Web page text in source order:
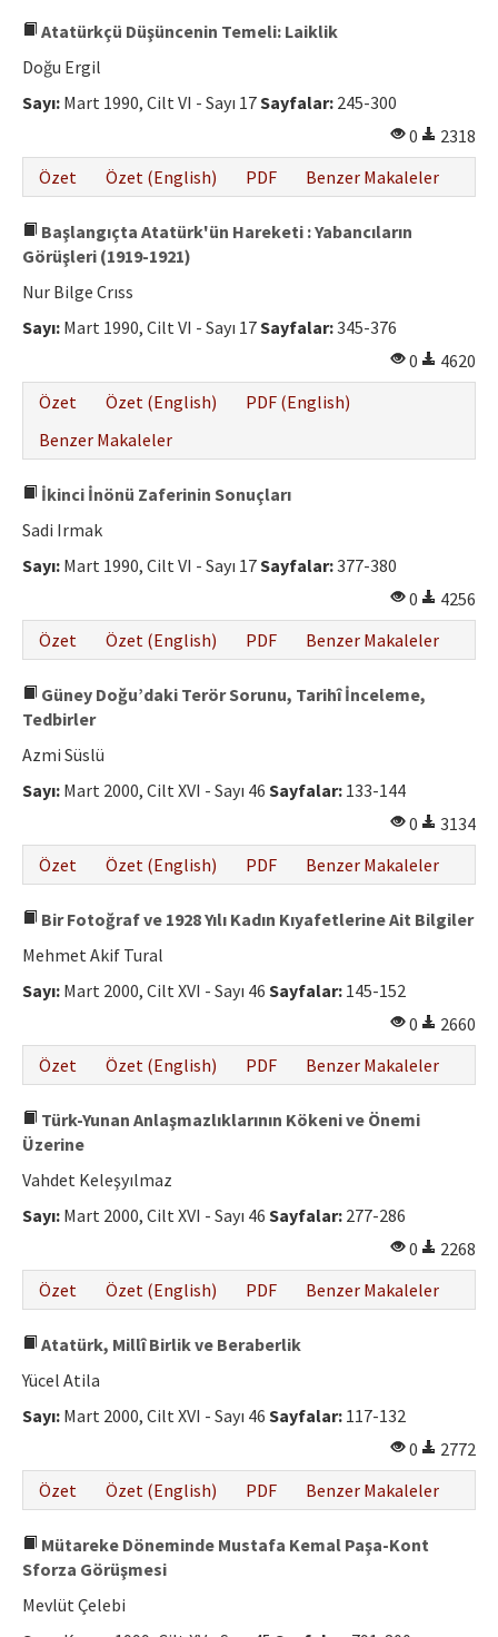
Atatürkçü Düşüncenin Temeli: Laiklik
Doğu Ergil
Sayı: Mart 1990, Cilt VI - Sayı 17Sayfalar: 245-300
0
2318
Özet
Özet (English) PDF Benzer Makaleler
Başlangıçta Atatürk'ün Hareketi : Yabancıların
Görüşleri (1919-1921)
Nur Bilge Crıss
Sayı: Mart 1990, Cilt VI - Sayı 17Sayfalar:345-376
0
4620
Özet
Özet (English)
PDF (English)
Benzer Makaleler
İkinci İnönü Zaferinin Sonuçları
Sadi Irmak
Sayı: Mart 1990, Cilt VI - Sayı 17Sayfalar:377-380
0
4256
Özet
Özet (English) PDF Benzer Makaleler
Güney Doğu’daki Terör Sorunu, Tarihî İnceleme,
Tedbirler
Azmi Süslü
Sayı: Mart 2000, Cilt XVI - Sayı 46 Sayfalar: 133-144
0
3134
Özet
Özet (English) PDF Benzer Makaleler
Bir Fotoğraf ve 1928 Yılı Kadın Kıyafetlerine Ait Bilgiler
Mehmet Akif Tural
Sayı: Mart 2000, Cilt XVI - Sayı 46 Sayfalar: 145-152
0
2660
Özet
Özet (English) PDF Benzer Makaleler
Türk-Yunan Anlaşmazlıklarının Kökeni ve Önemi
Üzerine
Vahdet Keleşyılmaz
Sayı: Mart 2000, Cilt XVI - Sayı 46 Sayfalar: 277-286
0
2268
Özet
Özet (English) PDF Benzer Makaleler
Atatürk, Millî Birlik ve Beraberlik
Yücel Atila
Sayı: Mart 2000, Cilt XVI - Sayı 46 Sayfalar: 117-132
0
2772
Özet
Özet (English) PDF Benzer Makaleler
Mütareke Döneminde Mustafa Kemal Paşa-Kont
Sforza Görüşmesi
Mevlüt Çelebi